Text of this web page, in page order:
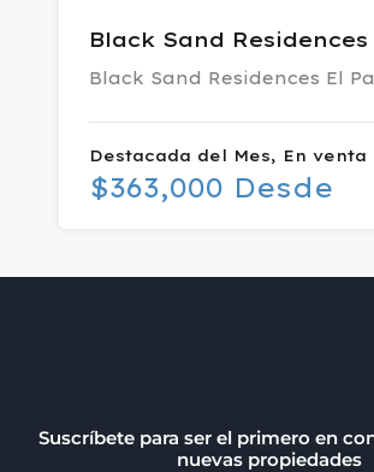
Black Sand Residences
Black Sand Residences El
Destacada del Mes, En venta
$363,000 Desde
Suscríbete para ser el primero en
nuevas propiedades